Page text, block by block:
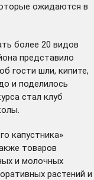
ожидаются в
более 20 видов
представило
гости шли, кипите,
и поделилось
стал клуб
капустника»
товаров
и молочных
растений и